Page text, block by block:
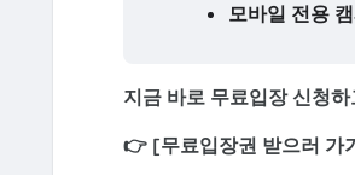
모바일 전용
지금 바로 무료입장 신청
👉 [무료입장권 받으러 가